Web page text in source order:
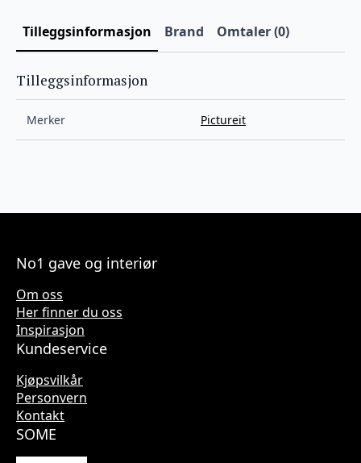
Tilleggsinformasjon Brand Omtaler (0)
Tilleggsinformasjon
Merker Pictureit
No1 gave og interiør
Om oss
Her finner du oss
Inspirasjon
Kundeservice
Kjøpsvilkår
Personvern
Kontakt
SOME